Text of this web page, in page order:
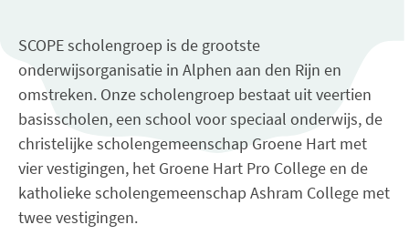
SCOPE scholengroep is de grootste
onderwijsorganisatie in Alphen aan den Rijn en
omstreken. Onze scholengroep bestaat uit veertien
basisscholen, een school voor speciaal onderwijs, de
christelijke scholengemeenschap Groene Hart met
vier vestigingen, het Groene Hart Pro College en de
katholieke scholengemeenschap Ashram College met
twee vestigingen.